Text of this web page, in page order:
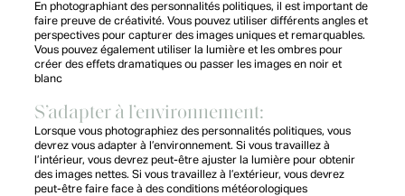
En photographiant des personnalités politiques, il est important de
faire preuve de créativité. Vous pouvez utiliser différents angles et
perspectives pour capturer des images uniques et remarquables.
Vous pouvez également utiliser la lumière et les ombres pour
créer des effets dramatiques ou passer les images en noir et
blanc
S’adapter à l’environnement:
Lorsque vous photographiez des personnalités politiques, vous
devrez vous adapter à l’environnement. Si vous travaillez à
l’intérieur, vous devrez peut-être ajuster la lumière pour obtenir
des images nettes. Si vous travaillez à l’extérieur, vous devrez
peut-être faire face à des conditions météorologiques